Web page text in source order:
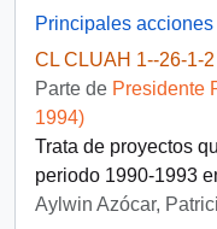
CL CLUAH 1--26-1-2
Parte de Presidente
1994)
Trata de proyectos
periodo 1990-1993
Aylwin Azócar,